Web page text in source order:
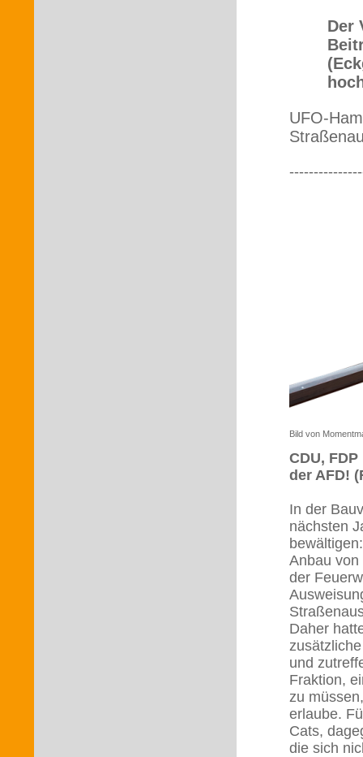
Der
UFO-
Bild von
CDU,
der AFD!
In der
nächsten
Anbau von
der
Daher
und
Fraktion,
zu
erlaube.
Cats,
die sich